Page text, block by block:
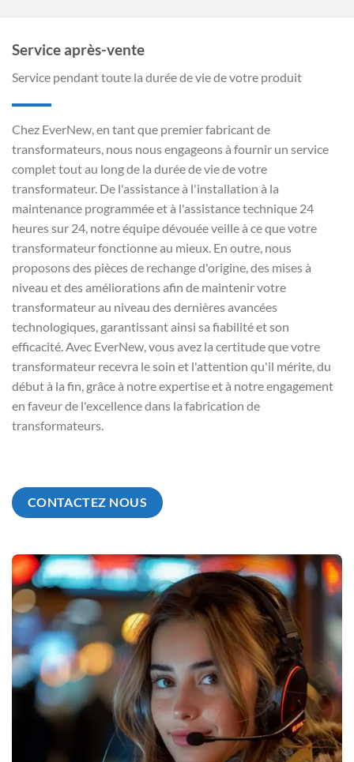
Service après-vente
Service pendant toute la durée de vie de votre produit
Chez EverNew, en tant que premier fabricant de
transformateurs, nous nous engageons à fournir un service
complet tout au long de la durée de vie de votre
transformateur. De l'assistance à l'installation à la
maintenance programmée et à l'assistance technique 24
heures sur 24, notre équipe dévouée veille à ce que votre
transformateur fonctionne au mieux. En outre, nous
proposons des pièces de rechange d'origine, des mises à
niveau et des améliorations afin de maintenir votre
transformateur au niveau des dernières avancées
technologiques, garantissant ainsi sa fiabilité et son
efficacité. Avec EverNew, vous avez la certitude que votre
transformateur recevra le soin et l'attention qu'il mérite, du
début à la fin, grâce à notre expertise et à notre engagement
en faveur de l'excellence dans la fabrication de
transformateurs.
CONTACTEZ NOUS